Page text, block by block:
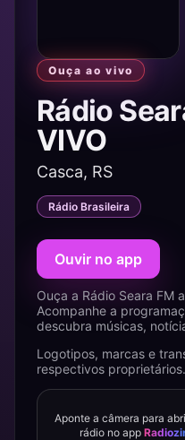
Ouça ao vivo
Rádio
VIVO
Casca, RS
Rádio Brasileira
Ouvir no app
Ouça a Rádio Seara FM
Acompanhe a
descubra músicas,
Logotipos, marcas e
respectivos proprietários.
Aponte a câmera para
rádio no app